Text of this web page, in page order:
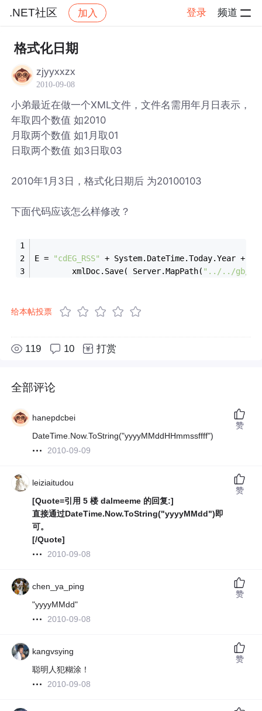
.NET社区 加入 登录 频道
社区 .NET社区
格式化日期
zjyyxxzx
2010-09-08
小弟最近在做一个XML文件，文件名需用年月日表示，
年取四个数值 如2010
月取两个数值 如1月取01
日取两个数值 如3日取03
2010年1月3日，格式化日期后 为20100103
下面代码应该怎么样修改？
E = "cdEG_RSS"
+ System.DateTime.Today.Year +
        xmlDoc.Save( Server.MapPath(
"../../gb/
给本帖投票
119 10 打赏
全部评论
hanepdcbei
DateTime.Now.ToString("yyyyMMddHHmmssffff")
2010-09-09
赞
leiziaitudou
[Quote=引用 5 楼 dalmeeme 的回复:]
直接通过DateTime.Now.ToString("yyyyMMdd")即
可。
[/Quote]
2010-09-08
赞
chen_ya_ping
"yyyyMMdd"
2010-09-08
赞
kangvsying
聪明人犯糊涂！
2010-09-08
赞